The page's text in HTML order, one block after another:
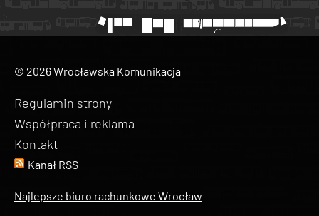
© 2026 Wrocławska Komunikacja
Regulamin strony
Współpraca i reklama
Kontakt
Kanał RSS
Najlepsze biuro rachunkowe Wrocław